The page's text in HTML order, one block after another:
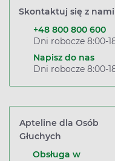
Skontaktuj się z nami
+48 800 800 600
Dni robocze 8:00-
Napisz do nas
Dni robocze 8:00-
Apteline dla Osób
Głuchych
Obsługa w